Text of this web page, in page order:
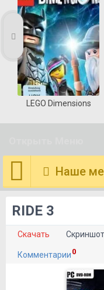
LEGO Dimensions
Наше
RIDE 3
Скачать
Комментарии 0